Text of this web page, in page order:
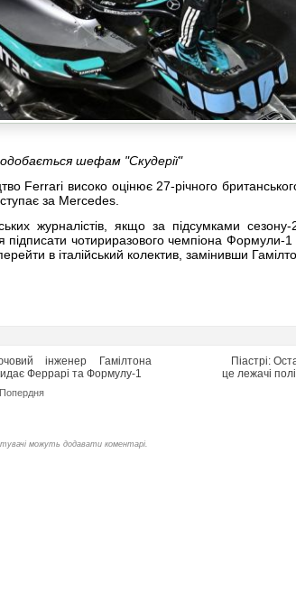
шефам "Скудерії"
Ferrari високо оцінює 27-річного
за Mercedes.
журналістів, якщо за підсумками
підписати чотириразового чемпіона Формули-
в італійський колектив, замінивши
інженер Гамілтона
Феррарі та Формулу-1
Попердня
Піастрі:
це лежачі
можуть додавати коментарі.